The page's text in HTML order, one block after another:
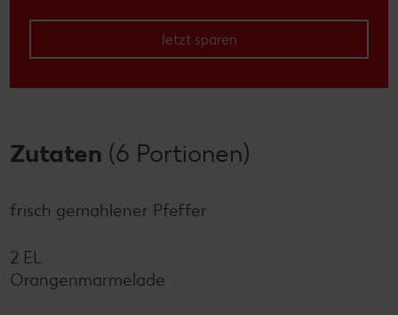
Jetzt sparen
Zutaten (6 Portionen)
frisch gemahlener Pfeffer
2 EL
Orangenmarmelade